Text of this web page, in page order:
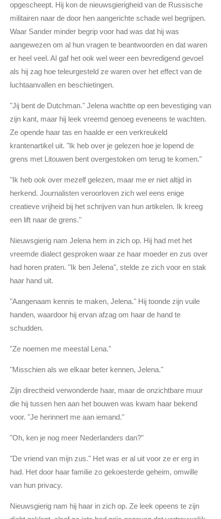
opgescheept. Hij kon de nieuwsgierigheid van de Russische
militairen naar de door hen aangerichte schade wel begrijpen.
Waar Sander minder begrip voor had was dat hij was
aangewezen om al hun vragen te beantwoorden en dat waren
er heel veel. Al gaf het ook wel weer een bevredigend gevoel
als hij zag hoe teleurgesteld ze waren over het effect van de
luchtaanvallen en beschietingen.
"Jij bent de Dutchman." Jelena wachtte op een bevestiging van
zijn kant, maar hij leek vreemd genoeg eveneens te wachten.
Ze opende haar tas en haalde er een verkreukeld
krantenartikel uit. "Ik heb over je gelezen hoe je lopend de
grens met Litouwen bent overgestoken om terug te komen."
"Ik heb ook over mezelf gelezen, maar me er niet altijd in
herkend. Journalisten veroorloven zich wel eens enige
creatieve vrijheid bij het schrijven van hun artikelen. Ik kreeg
een lift naar de grens."
Nieuwsgierig nam Jelena hem in zich op. Hij had met het
vreemde dialect gesproken waar ze haar moeder en zus over
had horen praten. "Ik ben Jelena", stelde ze zich voor en stak
haar hand uit.
"Aangenaam kennis te maken, Jelena." Hij toonde zijn vuile
handen, waardoor hij ervan afzag om haar de hand te
schudden.
"Ze noemen me meestal Lena."
"Misschien als we elkaar beter kennen, Jelena."
Zijn directheid verwonderde haar, maar de onzichtbare muur
die hij tussen hen aan het bouwen was kwam haar bekend
voor. "Je herinnert me aan iemand."
"Oh, ken je nog meer Nederlanders dan?"
"De vriend van mijn zus." Het was er al uit voor ze er erg in
had. Het door haar familie zo gekoesterde geheim, omwille
van hun privacy.
Nieuwsgierig nam hij haar in zich op. Ze leek opeens te zijn